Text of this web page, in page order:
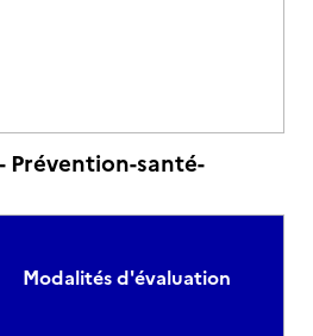
Prévention-santé-
Modalités d'évaluation